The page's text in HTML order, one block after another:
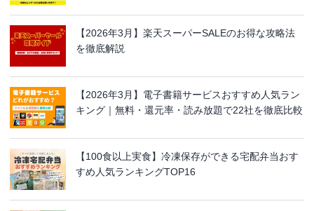
【2026年3月】楽天スーパーSALEのお得な攻略法
を徹底解説
【2026年3月】電子書籍サービスおすすめ人気ラン
キング｜無料・還元率・読み放題で22社を徹底比較
【100食以上実食】冷凍保存ができる宅配弁当おす
すめ人気ランキングTOP16